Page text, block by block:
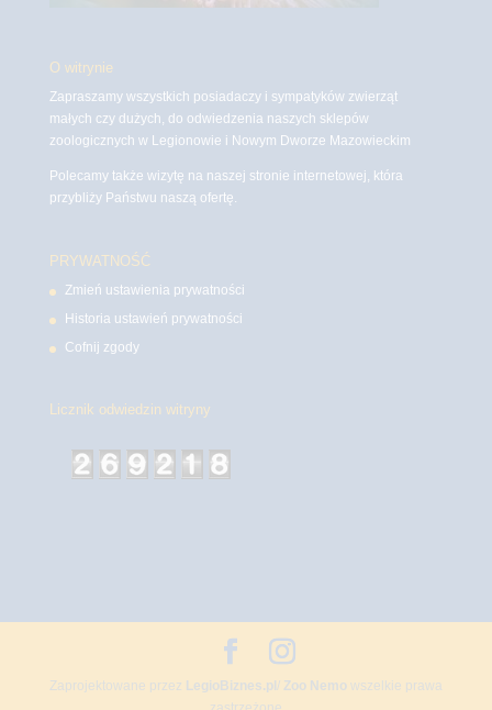
O witrynie
Zapraszamy wszystkich posiadaczy i sympatyków zwierząt
małych czy dużych, do odwiedzenia naszych sklepów
zoologicznych w Legionowie i Nowym Dworze Mazowieckim
Polecamy także wizytę na naszej stronie internetowej, która
przybliży Państwu naszą ofertę.
PRYWATNOŚĆ
Zmień ustawienia prywatności
Historia ustawień prywatności
Cofnij zgody
Licznik odwiedzin witryny
Zaprojektowane przez LegioBiznes.pl / Zoo Nemowszelkie prawa